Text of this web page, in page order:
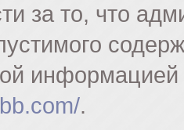
за то, что
.